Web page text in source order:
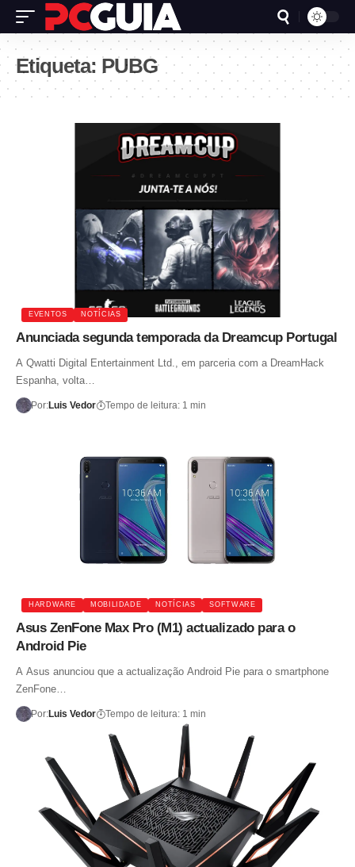
Etiqueta: PUBG
EVENTOS NOTÍCIAS
Anunciada segunda temporada da Dreamcup Portugal
A Qwatti Digital Entertainment Ltd., em parceria com a DreamHack
Espanha, volta…
Por:Luis Vedor Tempo de leitura: 1 min
HARDWARE MOBILIDADE NOTÍCIAS SOFTWARE
Asus ZenFone Max Pro (M1) actualizado para o
Android Pie
A Asus anunciou que a actualização Android Pie para o smartphone
ZenFone…
Por:Luis Vedor Tempo de leitura: 1 min